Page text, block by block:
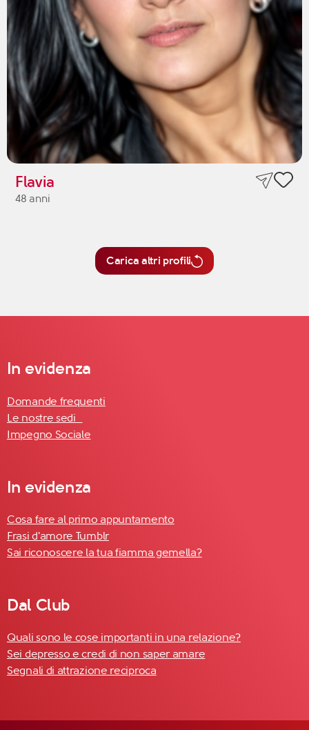
Flavia
48 anni
Carica altri profili
In evidenza
Domande frequenti
Le nostre sedi
Impegno Sociale
In evidenza
Cosa fare al primo appuntamento
Frasi d'amore Tumblr
Sai riconoscere la tua fiamma gemella?
Dal Club
Quali sono le cose importanti in una relazione?
Sei depresso e credi di non saper amare
Segnali di attrazione reciproca